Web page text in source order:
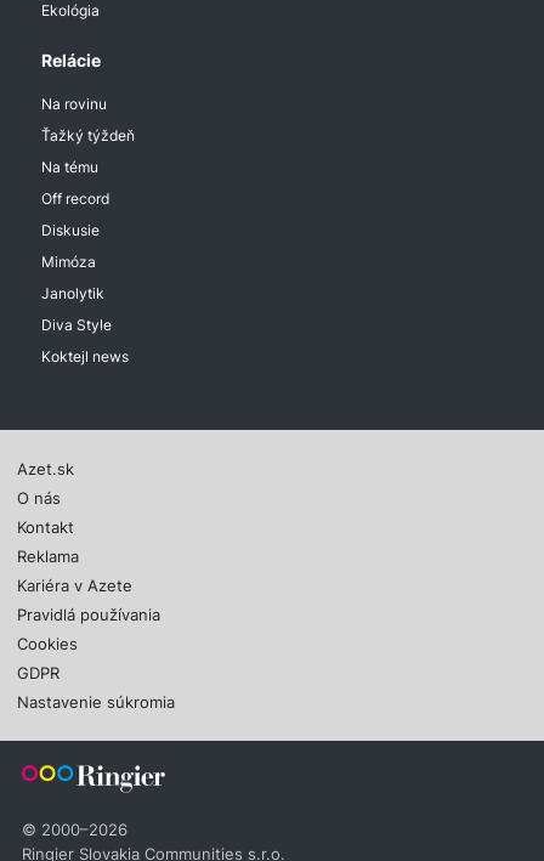
Ekológia
Relácie
Na rovinu
Ťažký týždeň
Na tému
Off record
Diskusie
Mimóza
Janolytik
Diva Style
Koktejl news
Azet.sk
O nás
Kontakt
Reklama
Kariéra v Azete
Pravidlá používania
Cookies
GDPR
Nastavenie súkromia
© 2000–2026
Ringier Slovakia Communities s.r.o.